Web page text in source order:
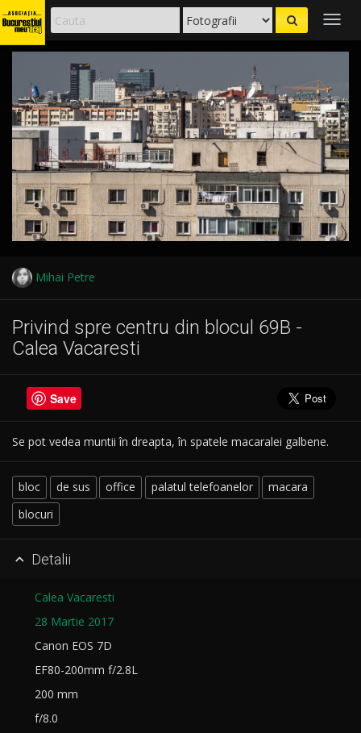
Mihai Petre
Privind spre centru din blocul 69B -
Calea Vacaresti
Save
Se pot vedea muntii în dreapta, în spatele macaralei galbene.
bloc de sus office palatul telefoanelor
macara
blocuri
 Detalii
Calea Vacaresti
28 Martie 2017
Canon EOS 7D
EF80-200mm f/2.8L
200 mm
f/8.0